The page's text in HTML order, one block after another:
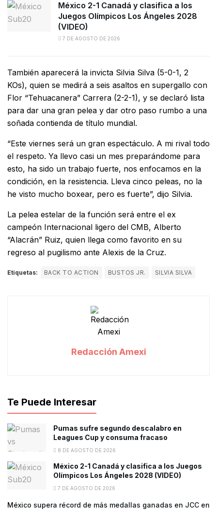
México 2-1 Canadá y clasifica a los
Juegos Olímpicos Los Ángeles 2028
(VIDEO)
7 DE AGOSTO DE 2026
También aparecerá la invicta Silvia Silva (5-0-1, 2
KOs), quien se medirá a seis asaltos en supergallo con
Flor “Tehuacanera” Carrera (2-2-1), y se declaró lista
para dar una gran pelea y dar otro paso rumbo a una
soñada contienda de título mundial.
“Este viernes será un gran espectáculo. A mi rival todo
el respeto. Ya llevo casi un mes preparándome para
esto, ha sido un trabajo fuerte, nos enfocamos en la
condición, en la resistencia. Lleva cinco peleas, no la
he visto mucho boxear, pero es fuerte”, dijo Silvia.
La pelea estelar de la función será entre el ex
campeón Internacional ligero del CMB, Alberto
“Alacrán” Ruiz, quien llega como favorito en su
regreso al pugilismo ante Alexis de la Cruz.
Etiquetas: BACK TO ACTION BUSTOS JR. SILVIA SILVA
Redacción Amexi
Te Puede Interesar
Pumas sufre segundo descalabro en
Leagues Cup y consuma fracaso
8 DE AGOSTO DE 2026
México 2-1 Canadá y clasifica a los Juegos
Olímpicos Los Ángeles 2028 (VIDEO)
7 DE AGOSTO DE 2026
México supera récord de más medallas ganadas en JCC en